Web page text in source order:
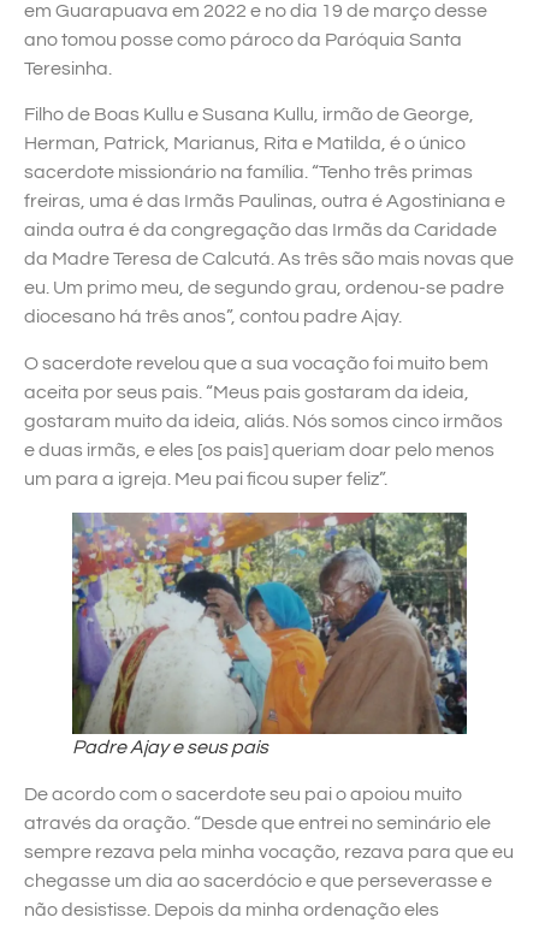
em Guarapuava em 2022 e no dia 19 de março desse
ano tomou posse como pároco da Paróquia Santa
Teresinha.
Filho de Boas Kullu e Susana Kullu, irmão de George,
Herman, Patrick, Marianus, Rita e Matilda, é o único
sacerdote missionário na família. “Tenho três primas
freiras, uma é das Irmãs Paulinas, outra é Agostiniana e
ainda outra é da congregação das Irmãs da Caridade
da Madre Teresa de Calcutá. As três são mais novas que
eu. Um primo meu, de segundo grau, ordenou-se padre
diocesano há três anos”, contou padre Ajay.
O sacerdote revelou que a sua vocação foi muito bem
aceita por seus pais. “Meus pais gostaram da ideia,
gostaram muito da ideia, aliás. Nós somos cinco irmãos
e duas irmãs, e eles [os pais] queriam doar pelo menos
um para a igreja. Meu pai ficou super feliz”.
Padre Ajay e seus pais
De acordo com o sacerdote seu pai o apoiou muito
através da oração. “Desde que entrei no seminário ele
sempre rezava pela minha vocação, rezava para que eu
chegasse um dia ao sacerdócio e que perseverasse e
não desistisse. Depois da minha ordenação eles